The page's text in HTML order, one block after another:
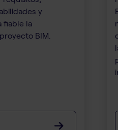
y
fiable la
BIM.